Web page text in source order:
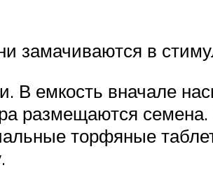
замачиваются в
В емкость вначале
размещаются
торфяные